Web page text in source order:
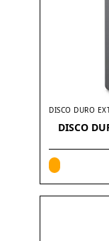
DISCO DURO
DISCO